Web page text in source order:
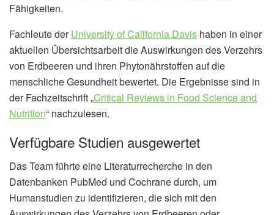
Fähigkeiten.
Fachleute derUniversity of California Davis haben in einer
aktuellen Übersichtsarbeit die Auswirkungen des Verzehrs
von Erdbeeren und ihren Phytonährstoffen auf die
menschliche Gesundheit bewertet. Die Ergebnisse sind in
der Fachzeitschrift „Critical Reviews in Food Science and
Nutrition“ nachzulesen.
Verfügbare Studien ausgewertet
Das Team führte eine Literaturrecherche in den
Datenbanken PubMed und Cochrane durch, um
Humanstudien zu identifizieren, die sich mit den